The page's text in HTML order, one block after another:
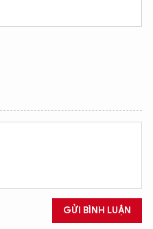
GỬI BÌNH LUẬN